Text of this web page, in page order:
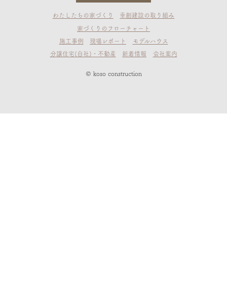
わたしたちの家づくり 幸創建設の取り組み
家づくりのフローチャート
施工事例 現場レポート モデルハウス
分譲住宅(自社)・不動産 新着情報 会社案内
© koso construction